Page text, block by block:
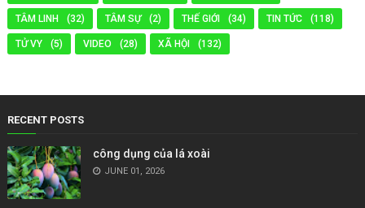
TÂM LINH (32) TÂM SỰ (2) THẾ GIỚI (34) TIN TỨC (118)
TỬ VY (5) VIDEO (28) XÃ HỘI (132)
RECENT POSTS
công dụng của lá xoài
JUNE 01, 2026